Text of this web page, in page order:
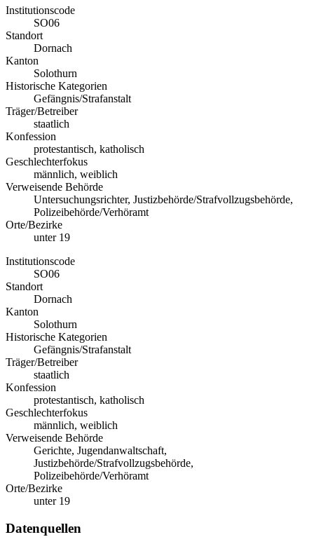
Institutionscode
SO06
Standort
Dornach
Kanton
Solothurn
Historische Kategorien
Gefängnis/Strafanstalt
Träger/Betreiber
staatlich
Konfession
protestantisch, katholisch
Geschlechterfokus
männlich, weiblich
Verweisende Behörde
Untersuchungsrichter, Justizbehörde/Strafvollzugsbehörde,
Polizeibehörde/Verhöramt
Orte/Bezirke
unter 19
Institutionscode
SO06
Standort
Dornach
Kanton
Solothurn
Historische Kategorien
Gefängnis/Strafanstalt
Träger/Betreiber
staatlich
Konfession
protestantisch, katholisch
Geschlechterfokus
männlich, weiblich
Verweisende Behörde
Gerichte, Jugendanwaltschaft,
Justizbehörde/Strafvollzugsbehörde,
Polizeibehörde/Verhöramt
Orte/Bezirke
unter 19
Datenquellen